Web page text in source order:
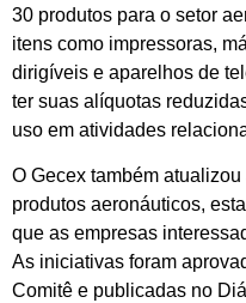
30 produtos para o setor
itens como impressoras,
dirigíveis e aparelhos de
ter suas alíquotas
uso em atividades
O Gecex também
produtos aeronáuticos,
que as empresas
As iniciativas foram
Comitê e publicadas no